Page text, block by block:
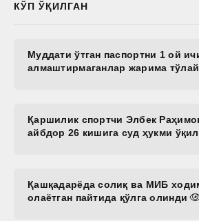
КЎП ЎҚИЛГАН
Муддати ўтган паспортни 1 ой
алмаштирмаганлар жарима
Қаршилик спортчи Элбек
айбдор 26 кишига суд ҳукми
Қашқадарёда солиқ ва МИБ
олаётган пайтида қўлга олинди